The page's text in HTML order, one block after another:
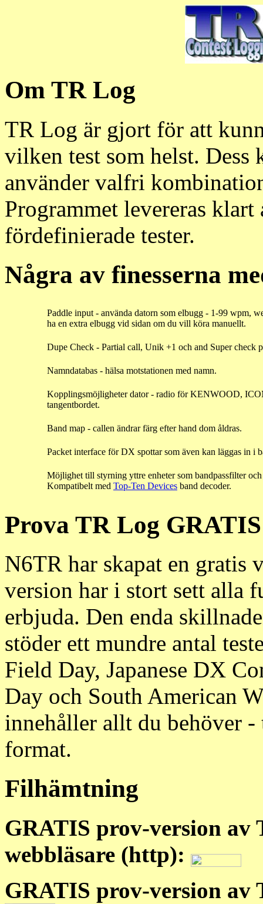
Om TR Log
TR Log är gjort för att
vilken test som helst.
använder valfri
Programmet levereras
fördefinierade tester.
Några av finesserna
Paddle input - använda datorn som elbugg - 1-99 wpm,
ha en extra elbugg vid sidan om du vill köra manuellt.
Dupe Check - Partial call, Unik +1 och and Super check
Namndatabas - hälsa motstationen med namn.
Kopplingsmöjligheter dator - radio för KENWOOD,
tangentbordet.
Band map - callen ändrar färg efter hand dom åldras.
Packet interface för DX spottar som även kan läggas in i
Möjlighet till styrning yttre enheter som bandpassfilter
Kompatibelt med Top-Ten Devices band decoder.
Prova TR Log
N6TR har skapat en gratis
version har i stort sett alla
erbjuda. Den enda
stöder ett mundre antal
Field Day, Japanese DX
Day och South American
innehåller allt du behöver
format.
Filhämtning
GRATIS prov-version av
webbläsare (http):
GRATIS prov-version av